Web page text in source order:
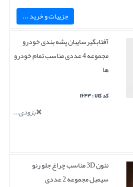
جزییات و خرید ...
آفتابگیرسایبان پشه بندی خودرو
مجموعه 4 عددی مناسب تمام خودرو
ها
کد کالا : ۱۶۴۳
بزودی...
نئون 3D مناسب چراغ جلو رنو
سیمبل مجموعه 2 عددی